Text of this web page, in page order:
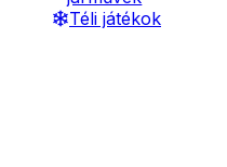
Téli játékok